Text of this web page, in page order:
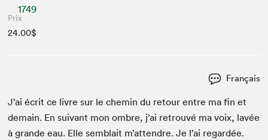
1749
Prix
24.00$
Français
J’ai écrit ce livre sur le chemin du retour entre ma fin et
demain. En suiv­ant mon ombre, j’ai retrou­vé ma voix, lavée
à grande eau. Elle sem­blait m’attendre. Je l’ai regardée.